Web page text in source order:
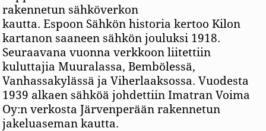
rakennetun sähköverkon
kautta. Espoon Sähkön historia kertoo Kilon
kartanon saaneen sähkön jouluksi 1918.
Seuraavana vuonna verkkoon liitettiin
kuluttajia Muuralassa, Bembölessä,
Vanhassakylässä ja Viherlaaksossa. Vuodesta
1939 alkaen sähköä johdettiin Imatran Voima
Oy:n verkosta Järvenperään rakennetun
jakeluaseman kautta.